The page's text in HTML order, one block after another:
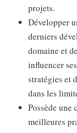
projets.
Développer
derniers
domaine et
influencer
stratégies et
dans les
Possède une
meilleures